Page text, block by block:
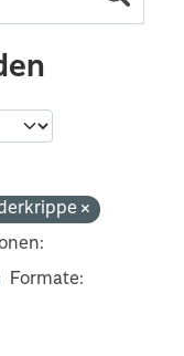
Formate: